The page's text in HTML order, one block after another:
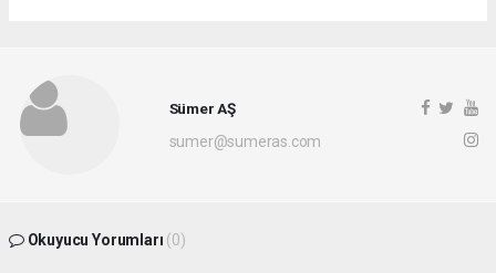
Sümer AŞ
sumer@sumeras.com
Okuyucu Yorumları (0)